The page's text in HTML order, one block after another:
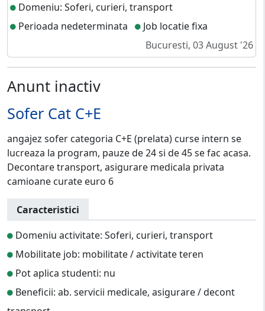
Domeniu: Soferi, curieri, transport
Perioada nedeterminata
Job locatie fixa
Bucuresti, 03 August '26
Anunt inactiv
Sofer Cat C+E
angajez sofer categoria C+E (prelata) curse intern se
lucreaza la program, pauze de 24 si de 45 se fac acasa.
Decontare transport, asigurare medicala privata
camioane curate euro 6
Caracteristici
Domeniu activitate: Soferi, curieri, transport
Mobilitate job: mobilitate / activitate teren
Pot aplica studenti: nu
Beneficii: ab. servicii medicale, asigurare / decont